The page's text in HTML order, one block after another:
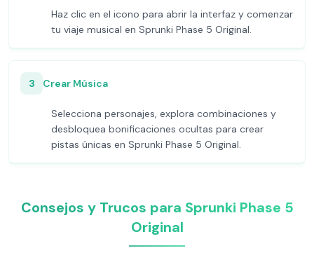
Haz clic en el icono para abrir la interfaz y comenzar
tu viaje musical en Sprunki Phase 5 Original.
3 Crear Música
Selecciona personajes, explora combinaciones y
desbloquea bonificaciones ocultas para crear
pistas únicas en Sprunki Phase 5 Original.
Consejos y Trucos para Sprunki Phase 5
Original